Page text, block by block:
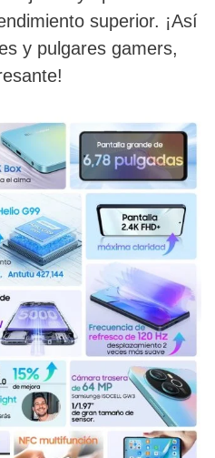
superior. ¡Así
y pulgares gamers,